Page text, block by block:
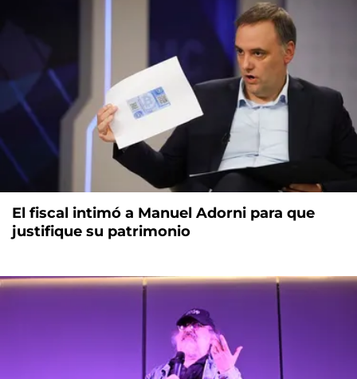
El fiscal intimó a Manuel Adorni para que
justifique su patrimonio